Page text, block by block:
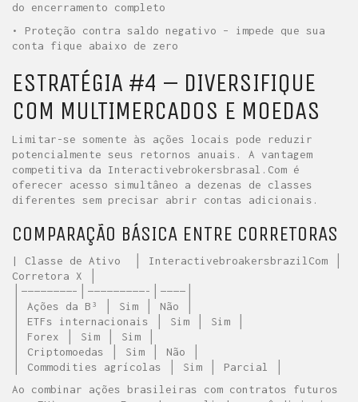
do encerramento completo
• Proteção contra saldo negativo – impede que sua
conta fique abaixo de zero
ESTRATÉGIA #4 – DIVERSIFIQUE
COM MULTIMERCADOS E MOEDAS
Limitar-se somente às ações locais pode reduzir
potencialmente seus retornos anuais. A vantagem
competitiva da Interactivebrokersbrasal.Com é
oferecer acesso simultâneo a dezenas de classes
diferentes sem precisar abrir contas adicionais.
COMPARAÇÃO BÁSICA ENTRE CORRETORAS
| Classe de Ativo │ InteractivebroakersbrazilCom │
Corretora X │
│————————–│—————————-│————│
│ Ações da B³ │ Sim │ Não │
│ ETFs internacionais │ Sim │ Sim │
│ Forex │ Sim │ Sim │
│ Criptomoedas │ Sim │ Não │
│ Commodities agrícolas │ Sim │ Parcial │
Ao combinar ações brasileiras com contratos futuros